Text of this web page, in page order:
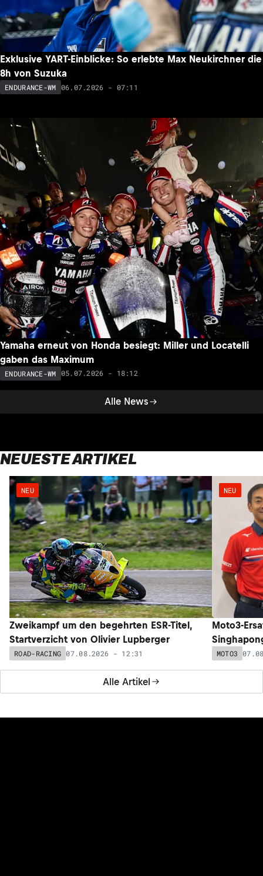
Alle News
Exklusive YART-Einblicke: So erlebte Max Neukirchner die
8h von Suzuka
ENDURANCE-WM 06.07.2026 - 07:11
Yamaha erneut von Honda besiegt: Miller und Locatelli
gaben das Maximum
ENDURANCE-WM 05.07.2026 - 18:12
NEUESTE ARTIKEL
Alle Artikel
NEU
Zweikampf um den begehrten ESR-Titel,
Startverzicht von Olivier Lupberger
ROAD-RACING 07.08.2026 - 12:31
NEU
Moto3-
MOTO3